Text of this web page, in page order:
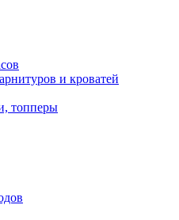
и кроватей
топперы